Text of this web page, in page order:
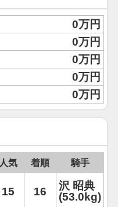
0万円
0万円
0万円
0万円
0万円
人気 着順 騎手
15 16
沢 昭典
(53.0kg)